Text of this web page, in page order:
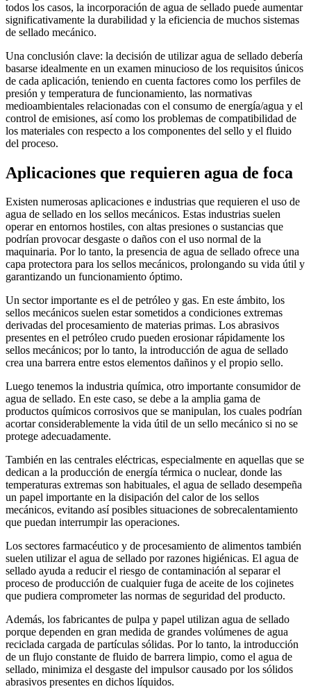
todos los casos, la incorporación de agua de sellado puede aumentar
significativamente la durabilidad y la eficiencia de muchos sistemas
de sellado mecánico.
Una conclusión clave: la decisión de utilizar agua de sellado debería
basarse idealmente en un examen minucioso de los requisitos únicos
de cada aplicación, teniendo en cuenta factores como los perfiles de
presión y temperatura de funcionamiento, las normativas
medioambientales relacionadas con el consumo de energía/agua y el
control de emisiones, así como los problemas de compatibilidad de
los materiales con respecto a los componentes del sello y el fluido
del proceso.
Aplicaciones que requieren agua de foca
Existen numerosas aplicaciones e industrias que requieren el uso de
agua de sellado en los sellos mecánicos. Estas industrias suelen
operar en entornos hostiles, con altas presiones o sustancias que
podrían provocar desgaste o daños con el uso normal de la
maquinaria. Por lo tanto, la presencia de agua de sellado ofrece una
capa protectora para los sellos mecánicos, prolongando su vida útil y
garantizando un funcionamiento óptimo.
Un sector importante es el de petróleo y gas. En este ámbito, los
sellos mecánicos suelen estar sometidos a condiciones extremas
derivadas del procesamiento de materias primas. Los abrasivos
presentes en el petróleo crudo pueden erosionar rápidamente los
sellos mecánicos; por lo tanto, la introducción de agua de sellado
crea una barrera entre estos elementos dañinos y el propio sello.
Luego tenemos la industria química, otro importante consumidor de
agua de sellado. En este caso, se debe a la amplia gama de
productos químicos corrosivos que se manipulan, los cuales podrían
acortar considerablemente la vida útil de un sello mecánico si no se
protege adecuadamente.
También en las centrales eléctricas, especialmente en aquellas que se
dedican a la producción de energía térmica o nuclear, donde las
temperaturas extremas son habituales, el agua de sellado desempeña
un papel importante en la disipación del calor de los sellos
mecánicos, evitando así posibles situaciones de sobrecalentamiento
que puedan interrumpir las operaciones.
Los sectores farmacéutico y de procesamiento de alimentos también
suelen utilizar el agua de sellado por razones higiénicas. El agua de
sellado ayuda a reducir el riesgo de contaminación al separar el
proceso de producción de cualquier fuga de aceite de los cojinetes
que pudiera comprometer las normas de seguridad del producto.
Además, los fabricantes de pulpa y papel utilizan agua de sellado
porque dependen en gran medida de grandes volúmenes de agua
reciclada cargada de partículas sólidas. Por lo tanto, la introducción
de un flujo constante de fluido de barrera limpio, como el agua de
sellado, minimiza el desgaste del impulsor causado por los sólidos
abrasivos presentes en dichos líquidos.